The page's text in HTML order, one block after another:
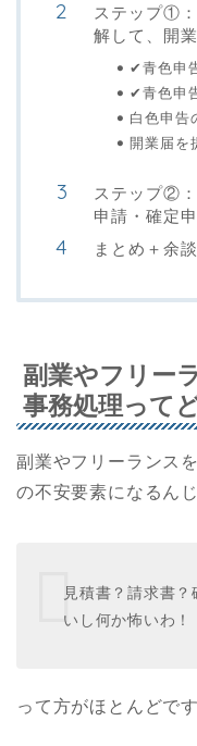
ステップ①
解して、開
✔︎青色申
✔︎青色申
白色申告
開業届を
ステップ②
申請・確定
まとめ＋余談
副業やフリー
事務処理って
副業やフリーランス
の不安要素になるん
見積書？請求書
いし何か怖いわ！
って方がほとんどです